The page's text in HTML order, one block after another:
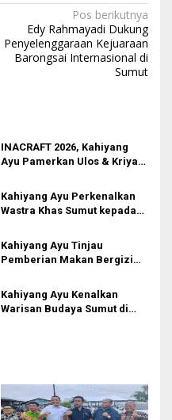
Pos berikutnya
Edy Rahmayadi Dukung
Penyelenggaraan Kejuaraan
Barongsai Internasional di
Sumut
INACRAFT 2026, Kahiyang
Ayu Pamerkan Ulos & Kriya
di Stan Dekranasda
Kahiyang Ayu Perkenalkan
Wastra Khas Sumut kepada
Kahiyang Ayu Tinjau
Pemberian Makan Bergizi
Medan Amplas
Kahiyang Ayu Kenalkan
Warisan Budaya Sumut di